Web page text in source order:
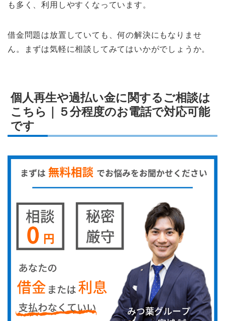
も多く、利用しやすくなっています。
借金問題は放置していても、何の解決にもなりませ
ん。まずは気軽に相談してみてはいかがでしょうか。
個人再生や過払い金に関するご相談は
こちら｜５分程度のお電話で対応可能
です